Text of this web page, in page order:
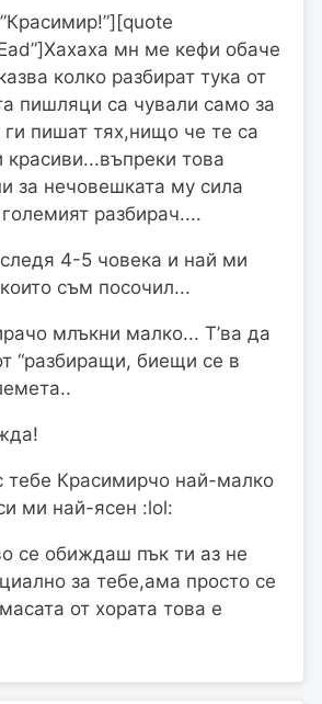
мн ме кефи обаче
колко разбират тука от
пишляци са чували само за
пишат тях,нищо че те са
красиви...въпреки това
за нечовешката му сила
разбирач....
4-5 човека и най ми
съм посочил...
млъкни малко... Т’ва да
“разбиращи, биещи се в
тебе Красимирчо най-малко
ми най-ясен :lol:
се обиждаш пък ти аз не
за тебе,ама просто се
от хората това е